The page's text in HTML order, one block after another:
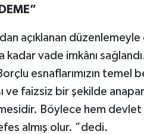
açıklanan
vade imkânı
esnaflarımızın temel
ve faizsiz bir şekilde
Böylece hem devlet
almış olur. ”dedi.